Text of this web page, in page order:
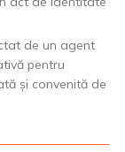
de un agent
pentru
și convenită de